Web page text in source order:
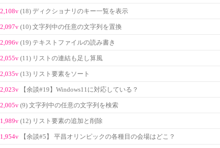
2,108v (18) ディクショナリのキー一覧を表示
2,097v (10) 文字列中の任意の文字列を置換
2,096v (19) テキストファイルの読み書き
2,055v (11) リストの連結も足し算風
2,035v (13) リスト要素をソート
2,023v 【余談#19】Windows11に対応している？
2,005v (9) 文字列中の任意の文字列を検索
1,989v (12) リスト要素の追加と削除
1,954v 【余談#5】 平昌オリンピックの各種目の会場はどこ？